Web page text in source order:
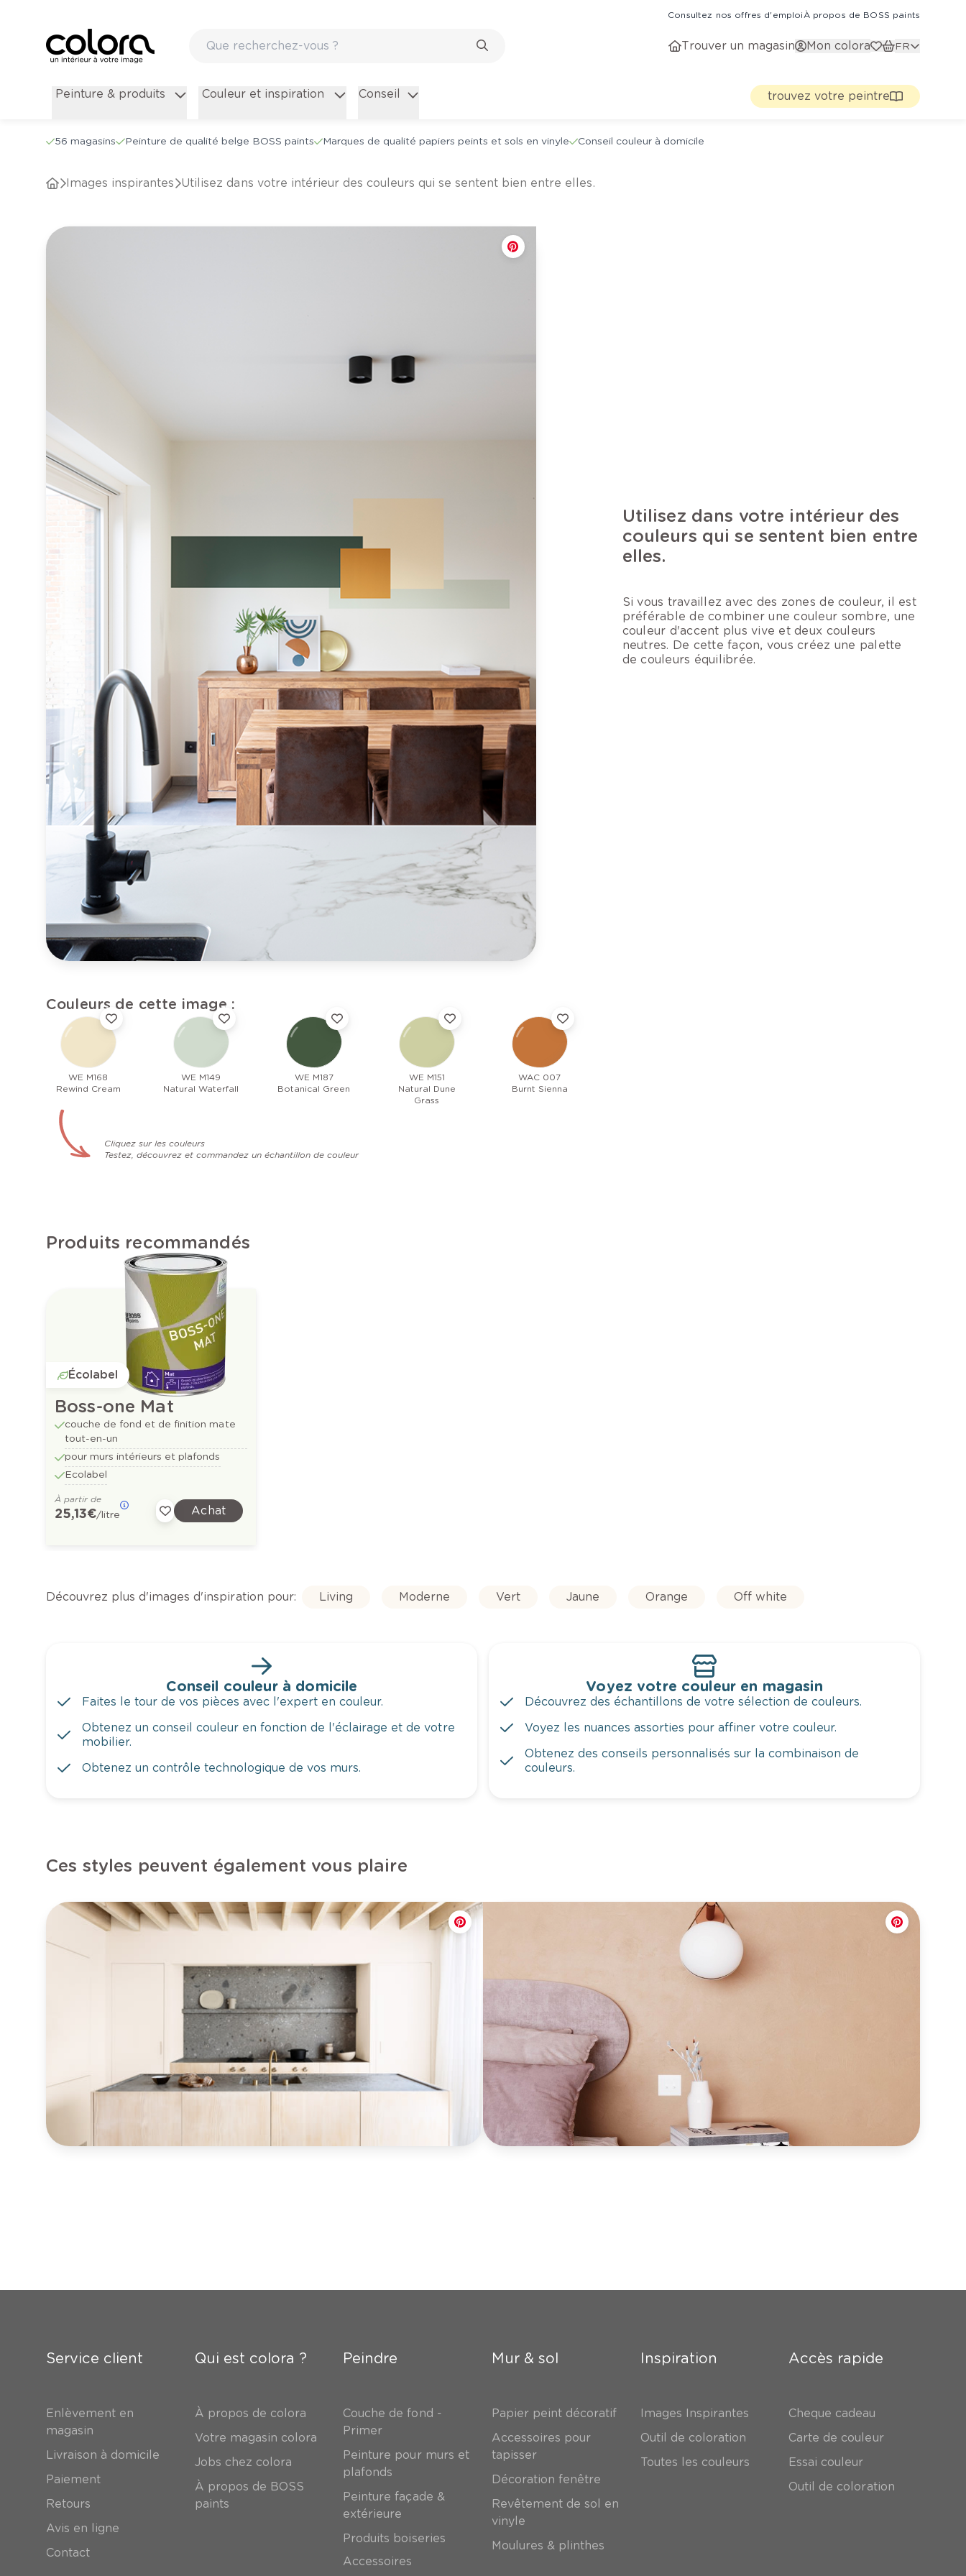
Consultez nos offres d'emploiÀ propos de BOSS paints
Trouver un magasin Mon colora FR
Peinture & produits Couleur et inspiration Conseil trouvez votre peintre
56 magasins Peinture de qualité belge BOSS paints Marques de qualité papiers peints et sols en vinyle Conseil couleur à domicile
Images inspirantes Utilisez dans votre intérieur des couleurs qui se sentent bien entre elles.
Utilisez dans votre intérieur des
couleurs qui se sentent bien entre
elles.
Si vous travaillez avec des zones de couleur, il est
préférable de combiner une couleur sombre, une
couleur d'accent plus vive et deux couleurs
neutres. De cette façon, vous créez une palette
de couleurs équilibrée.
Couleurs de cette image :
WE M168
Rewind Cream
WE M149
Natural Waterfall
WE M187
Botanical Green
WE M151
Natural Dune
Grass
WAC 007
Burnt Sienna
Cliquez sur les couleurs
Testez, découvrez et commandez un échantillon de couleur
Produits recommandés
Écolabel
Boss-one Mat
couche de fond et de finition mate
tout-en-un
pour murs intérieurs et plafonds
Ecolabel
À partir de
25,13 €/litre Achat
Découvrez plus d'images d'inspiration pour: Living Moderne Vert Jaune Orange Off white
Conseil couleur à domicile
Faites le tour de vos pièces avec l'expert en couleur.
Obtenez un conseil couleur en fonction de l'éclairage et de votre
mobilier.
Obtenez un contrôle technologique de vos murs.
Voyez votre couleur en magasin
Découvrez des échantillons de votre sélection de couleurs.
Voyez les nuances assorties pour affiner votre couleur.
Obtenez des conseils personnalisés sur la combinaison de
couleurs.
Ces styles peuvent également vous plaire
Service client
Enlèvement en
magasin
Livraison à domicile
Paiement
Retours
Avis en ligne
Contact
Qui est colora ?
À propos de colora
Votre magasin colora
Jobs chez colora
À propos de BOSS
paints
Peindre
Couche de fond -
Primer
Peinture pour murs et
plafonds
Peinture façade &
extérieure
Produits boiseries
Accessoires
Mur & sol
Papier peint décoratif
Accessoires pour
tapisser
Décoration fenêtre
Revêtement de sol en
vinyle
Moulures & plinthes
Inspiration
Images Inspirantes
Outil de coloration
Toutes les couleurs
Accès rapide
Cheque cadeau
Carte de couleur
Essai couleur
Outil de coloration